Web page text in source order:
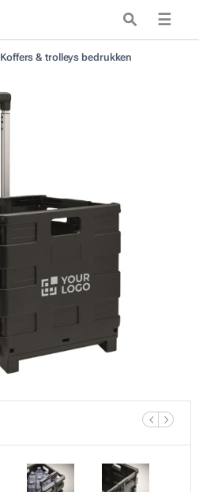
☰
Koffers & trolleys bedrukken